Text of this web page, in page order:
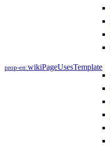
prop-en:wikiPageUsesTemplate